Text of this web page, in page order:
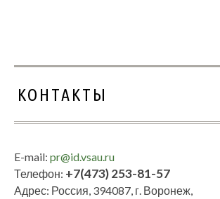
КОНТАКТЫ
E-mail: pr@id.vsau.ru
Телефон: +7(473) 253-81-57
Адрес: Россия, 394087, г. Воронеж,